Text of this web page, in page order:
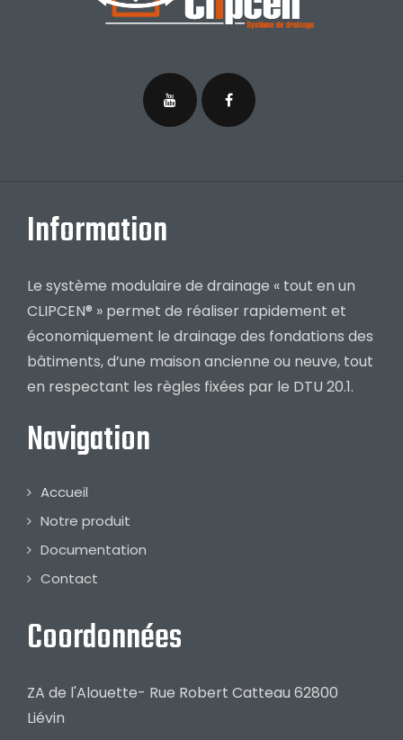
Information
Le système modulaire de drainage « tout en un
CLIPCEN® » permet de réaliser rapidement et
économiquement le drainage des fondations des
bâtiments, d’une maison ancienne ou neuve, tout
en respectant les règles fixées par le DTU 20.1.
Navigation
Accueil
Notre produit
Documentation
Contact
Coordonnées
ZA de l'Alouette- Rue Robert Catteau 62800
Liévin